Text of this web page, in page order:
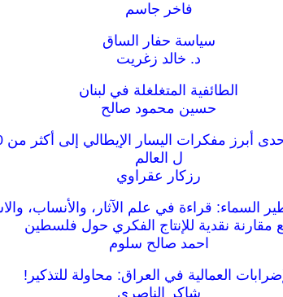
فاخر جاسم
سياسة حفار الساق
د. خالد زغريت
الطائفية المتغلغلة في لبنان
حسين محمود صالح
ل العالم
رزكار عقراوي
السماء: قراءة في علم الآثار، والأنساب،
مقارنة نقدية للإنتاج الفكري حول فلسطين
احمد صالح سلوم
العمالية في العراق: محاولة للتذكير!
شاكر الناصري